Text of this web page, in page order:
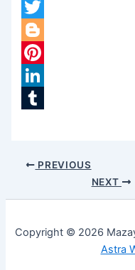
Facebook
Twitter
Blogger
Pinterest
LinkedIn
PREVIOUS
NEXT
Copyright © 2026
Astra